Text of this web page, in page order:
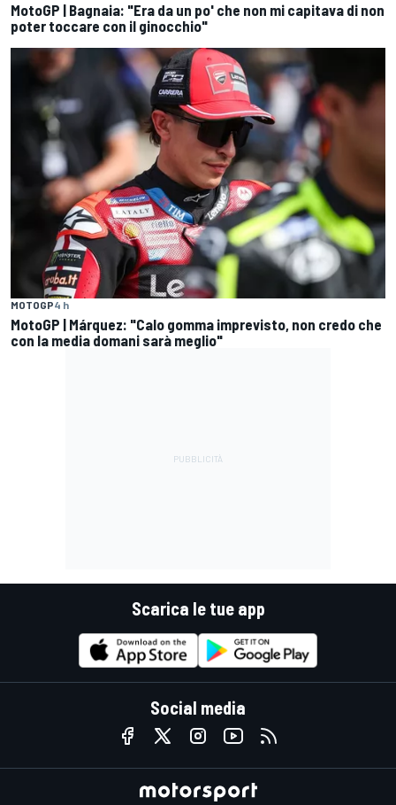
MotoGP | Bagnaia: "Era da un po' che non mi capitava di non
poter toccare con il ginocchio"
MOTOGP4 h
MotoGP | Márquez: "Calo gomma imprevisto, non credo che
con la media domani sarà meglio"
Scarica le tue app
Social media